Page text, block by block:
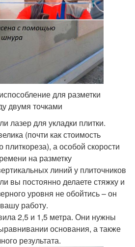
для разметки
двумя точками
лазер для укладки плитки.
(почти как стоимость
а особой скорости
на разметку
линий у плиточников
вы постоянно делаете стяжку и
уровня не обойтись – он
работу.
2,5 и 1,5 метра. Они нужны
основания, а также
результата.